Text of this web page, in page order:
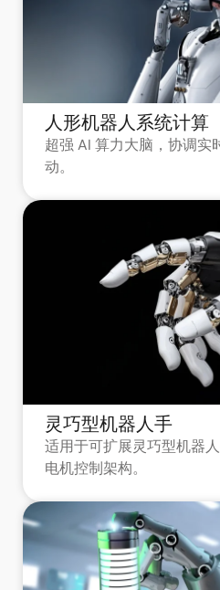
人形机器人系统计算
超强 AI 算力大脑，协调实
动。
灵巧型机器人手
适用于可扩展灵巧型机器
电机控制架构。